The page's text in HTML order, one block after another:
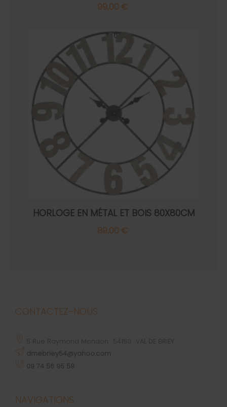
99,00 €
HORLOGE EN MÉTAL ET BOIS 80X80CM
89,00 €
CONTACTEZ-NOUS
5 Rue Raymond Mondon 54150
VAL DE BRIEY
dmebriey54@yahoo.com
09 74 56 95 59
NAVIGATIONS